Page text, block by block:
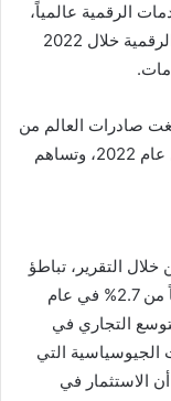
مصدرة للخدمات الرقمية عالمياً،
فيما ساهمت صادرات الإمارات من الخدمات الرقمية خلال 2022
صادرات العالم من
الخدمات الرقمية نحو 3.82 ترليون دولار خلال عام 2022، وتساهم
التقرير، تباطؤ
نمو حجم التجارة إلى 1.7% في 2023 انخفاضاً من 2.7% في عام
التجاري في
الجيوسياسية التي
الاستثمار في